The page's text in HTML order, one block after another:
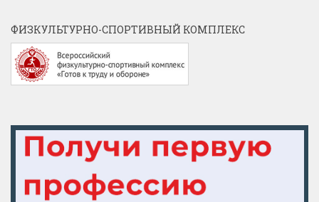
ФИЗКУЛЬТУРНО-СПОРТИВНЫЙ КОМПЛЕКС